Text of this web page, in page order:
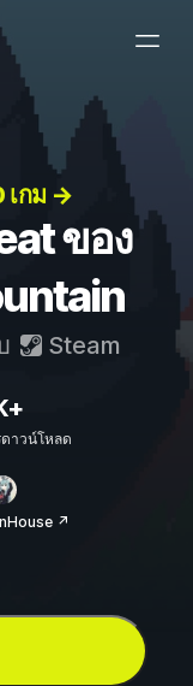
เกม →
ของ
Steam
าวน์โหลด
↗